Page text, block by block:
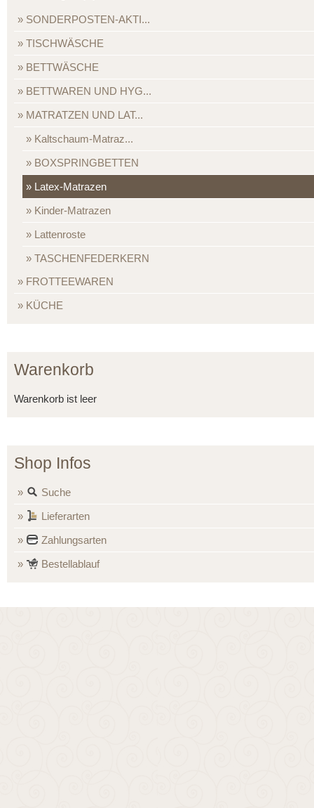
SONDERPOSTEN-AKTI...
TISCHWÄSCHE
BETTWÄSCHE
BETTWAREN UND HYG...
MATRATZEN UND LAT...
Kaltschaum-Matraz...
BOXSPRINGBETTEN
Latex-Matrazen
Kinder-Matrazen
Lattenroste
TASCHENFEDERKERN
FROTTEEWAREN
KÜCHE
Warenkorb
Warenkorb ist leer
Shop Infos
Suche
Lieferarten
Zahlungsarten
Bestellablauf